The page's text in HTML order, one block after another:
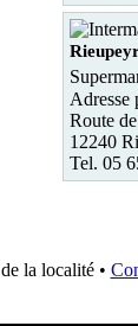
Adresse
Route
12240
Tel. 05
la localité •